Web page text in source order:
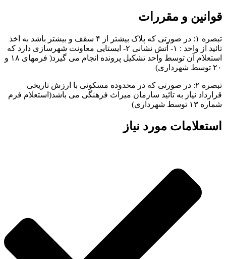
قوانین و مقررات
تبصره ۱: در صورتی که پلاک بیشتر از ۴ سقف و بیشتر باشد به اخذ
تائید از واحد : ۱- آتش نشانی ۲- ایستایی معاونت شهرسازی دارد که
استعلام آن توسط واحد تشکیل پرونده انجام می گیرد( فرمهای ۱۸ و
۲۰ توسط شهرداری)
تبصره ۲: در صورتی که در محدوده مسکونی با ارزش تاریخی
قرارداد نیاز به تائید سازمان میراث فرهنگی می باشد(استعلام فرم
شماره ۱۳ توسط شهرداری)
استعلامات مورد نیاز